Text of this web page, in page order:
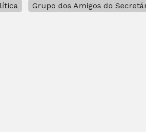
Grupo dos Amigos do